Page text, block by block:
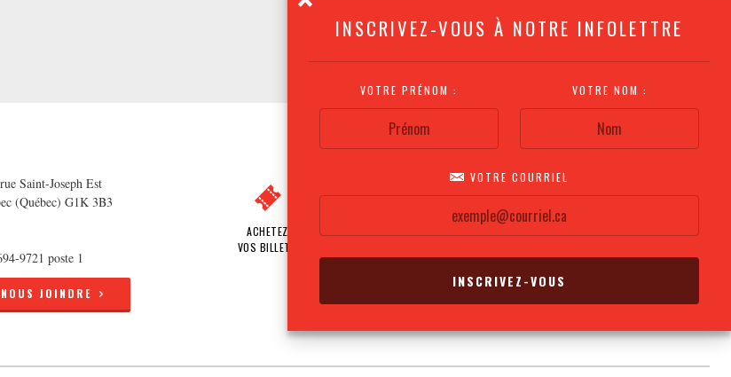
INSCRIVEZ-VOUS À NOTRE INFOLETTRE
VOTRE PRÉNOM : VOTRE NOM :
VOTRE COURRIEL
Saint-Joseph Est
(Québec) G1K 3B3
9721 poste 1
NOUS JOINDRE
ACHETEZ
VOS BILLETS